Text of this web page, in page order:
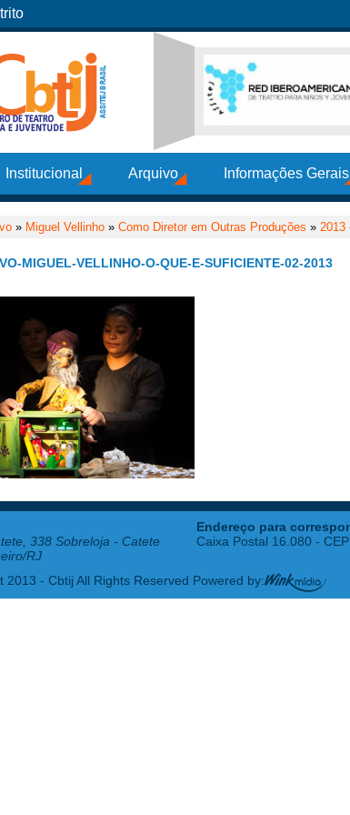
Institucional Arquivo Informações Gerais
» Miguel Vellinho » Como Diretor em Outras Produções » 2013
MIGUEL-VELLINHO-O-QUE-E-SUFICIENTE-02-2013
338 Sobreloja - Catete
RJ
Endereço para
Caixa Postal 16.080 -
2013 - Cbtij All Rights Reserved Powered by: